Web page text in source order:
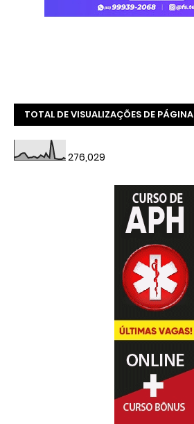
TOTAL DE VISUALIZAÇÕES DE PÁGINA
276,029